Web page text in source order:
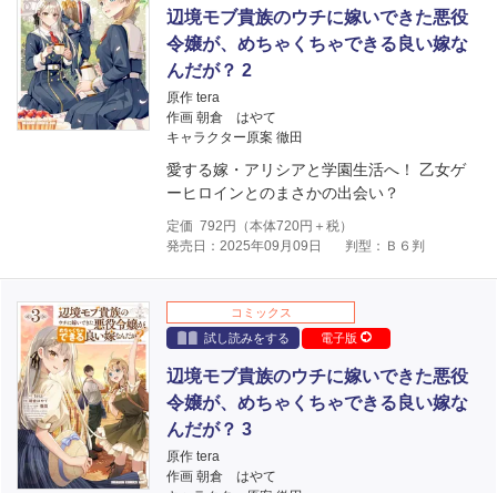
辺境モブ貴族のウチに嫁いできた悪役
令嬢が、めちゃくちゃできる良い嫁な
んだが？ 2
原作 tera
作画 朝倉 はやて
キャラクター原案 徹田
愛する嫁・アリシアと学園生活へ！ 乙女ゲ
ーヒロインとのまさかの出会い？
定価 792 円（本体720円＋税）
発売日：2025年09月09日
判型：Ｂ６判
コミックス
試し読みをする
電子版
辺境モブ貴族のウチに嫁いできた悪役
令嬢が、めちゃくちゃできる良い嫁な
んだが？ 3
原作 tera
作画 朝倉 はやて